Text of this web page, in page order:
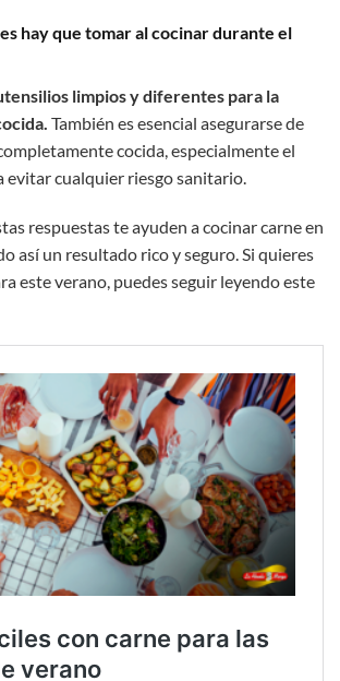
hay que tomar al cocinar durante el
limpios y diferentes para la
También es esencial asegurarse de
cocida, especialmente el
evitar cualquier riesgo sanitario.
respuestas te ayuden a cocinar carne en
así un resultado rico y seguro. Si quieres
este verano, puedes seguir leyendo este